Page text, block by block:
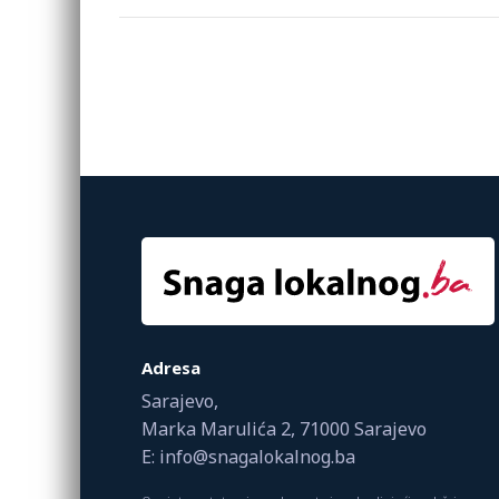
Adresa
Sarajevo,
Marka Marulića 2, 71000 Sarajevo
E: info@snagalokalnog.ba